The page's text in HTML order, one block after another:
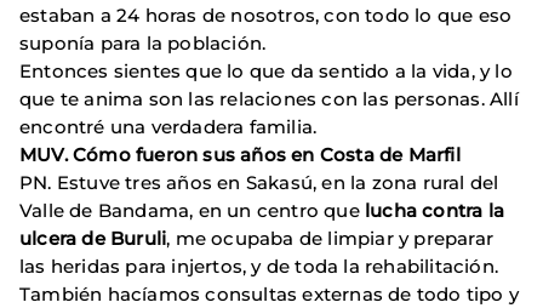
estaban a 24 horas de nosotros, con todo lo que eso
suponía para la población.
Entonces sientes que lo que da sentido a la vida, y lo
que te anima son las relaciones con las personas. Allí
encontré una verdadera familia.
MUV. Cómo fueron sus años en Costa de Marfil
PN. Estuve tres años en Sakasú, en la zona rural del
Valle de Bandama, en un centro que lucha contra la
ulcera de Buruli, me ocupaba de limpiar y preparar
las heridas para injertos, y de toda la rehabilitación.
También hacíamos consultas externas de todo tipo y